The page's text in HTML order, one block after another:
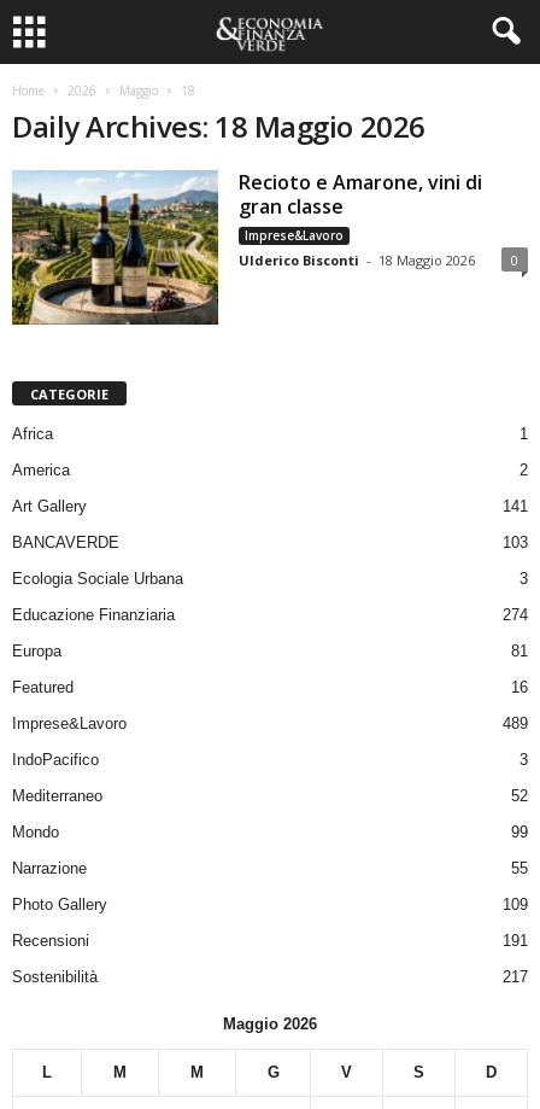
Home 2026 Maggio 18
Daily Archives: 18 Maggio 2026
Recioto e Amarone, vini di
gran classe
Imprese&Lavoro
Ulderico Bisconti - 18 Maggio 2026 0
CATEGORIE
Africa
1
America
2
Art Gallery
141
BANCAVERDE
103
Ecologia Sociale Urbana
3
Educazione Finanziaria
274
Europa
81
Featured
16
Imprese&Lavoro
489
IndoPacifico
3
Mediterraneo
52
Mondo
99
Narrazione
55
Photo Gallery
109
Recensioni
191
Sostenibilità
217
Maggio 2026
L M M G V S D